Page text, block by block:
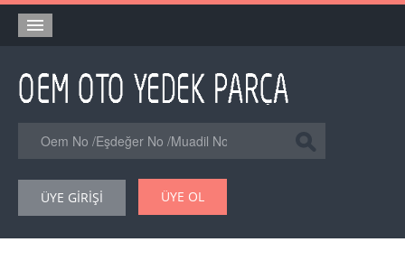
Orjinal Yedek Parça
Eşdeğer Muadil Yedek Parça
Şase Numarası VIN Yedekparça Sorgulama
Hakkımızda
ÜYE GİRİŞİ ÜYE OL